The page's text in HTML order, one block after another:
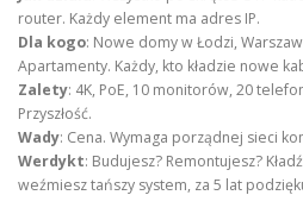
router. Każdy element ma adres IP.
Dla kogo: Nowe domy w Łodzi,
Apartamenty. Każdy, kto kładzie nowe
Zalety: 4K, PoE, 10 monitorów, 20
Przyszłość.
Wady: Cena. Wymaga porządnej sieci
Werdykt: Budujesz? Remontujesz?
weźmiesz tańszy system, za 5 lat